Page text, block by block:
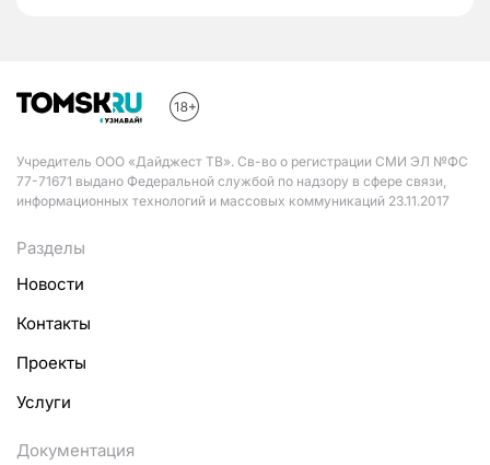
Учредитель ООО «Дайджест ТВ». Св-во о регистрации СМИ ЭЛ №ФС
77-71671 выдано Федеральной службой по надзору в сфере связи,
информационных технологий и массовых коммуникаций 23.11.2017
Разделы
Новости
Контакты
Проекты
Услуги
Документация